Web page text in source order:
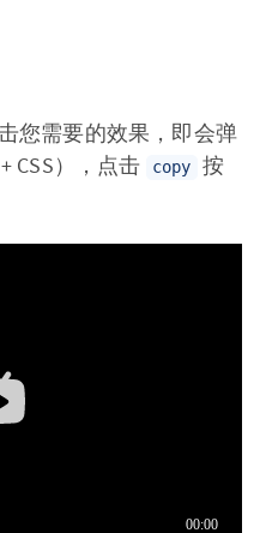
您需要的效果，即会弹
CSS），点击
copy
按